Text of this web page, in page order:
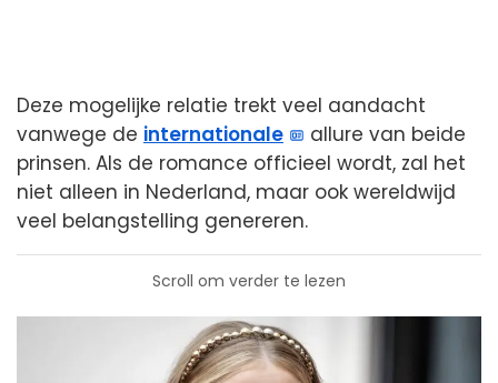
Deze mogelijke relatie trekt veel aandacht
vanwege de internationale
allure van beide
prinsen. Als de romance officieel wordt, zal het
niet alleen in Nederland, maar ook wereldwijd
veel belangstelling genereren.
Scroll om verder te lezen